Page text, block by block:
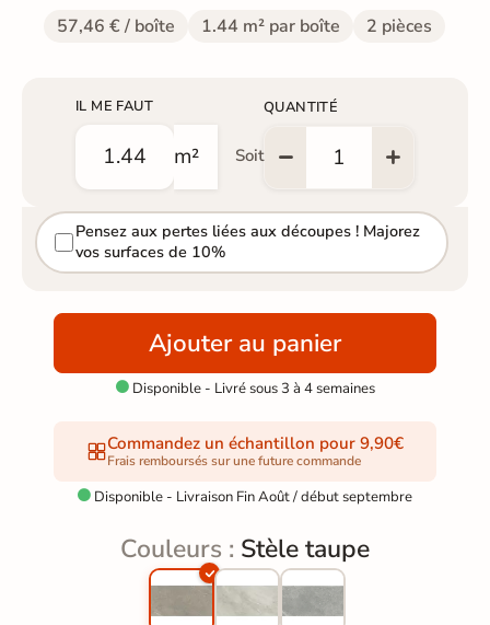
57,46 € / boîte 1.44 m² par boîte 2 pièces
IL ME FAUT
m² Soit
QUANTITÉ
Pensez aux pertes liées aux découpes ! Majorez
vos surfaces de 10%
Ajouter au panier
Disponible - Livré sous 3 à 4 semaines
Commandez un échantillon pour 9,90€
Frais remboursés sur une future commande
 Disponible - Livraison Fin Août / début septembre
Couleurs : Stèle taupe